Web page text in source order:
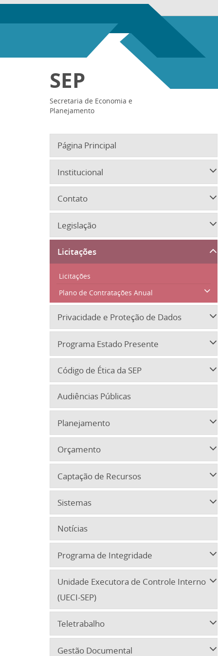
SEP
Secretaria de Economia e
Planejamento
Página Principal
Institucional
Contato
Legislação
Licitações
Licitações
Plano de Contratações Anual
Privacidade e Proteção de Dados
Programa Estado Presente
Código de Ética da SEP
Audiências Públicas
Planejamento
Orçamento
Captação de Recursos
Sistemas
Notícias
Programa de Integridade
Unidade Executora de Controle Interno
(UECI-SEP)
Teletrabalho
Gestão Documental